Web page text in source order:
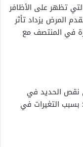
تظهر على الأظافر
المرض يزداد تأثر
في المنتصف مع
تدل على نقص الحديد في
التغيرات في